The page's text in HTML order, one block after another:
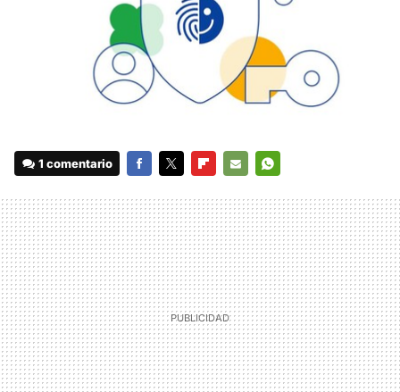
1 comentario
MAIL